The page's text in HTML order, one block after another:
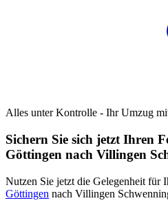
Alles unter Kontrolle - Ihr Umzug
Sichern Sie sich jetzt Ihren
Göttingen nach Villingen
Nutzen Sie jetzt die Gelegenheit für
Göttingen nach Villingen